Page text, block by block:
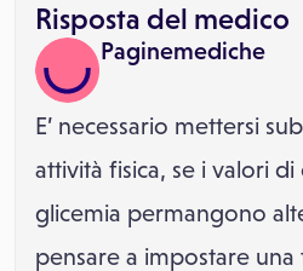
Risposta del medico
Paginemediche
E’ necessario mettersi
attività fisica, se i valori
glicemia permangono
pensare a impostare una